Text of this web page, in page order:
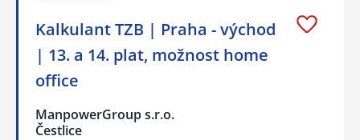
Kalkulant TZB | Praha - východ
| 13. a 14. plat, možnost home
office
ManpowerGroup s.r.o.
Čestlice